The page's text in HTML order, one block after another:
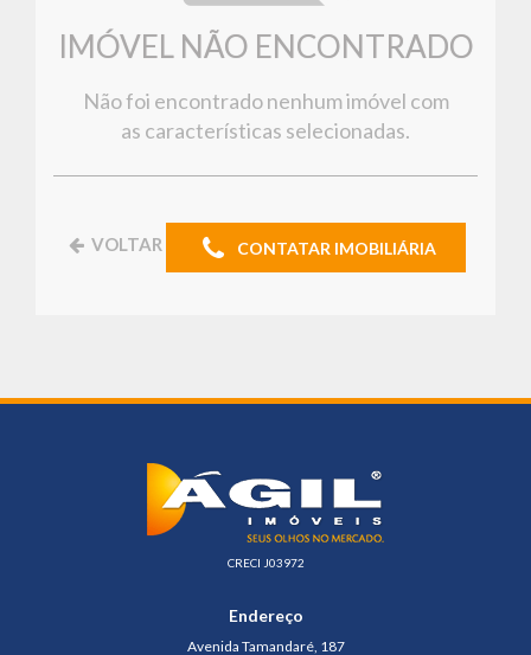
IMÓVEL NÃO ENCONTRADO
Não foi encontrado nenhum imóvel com
as características selecionadas.
VOLTAR CONTATAR IMOBILIÁRIA
CRECI J03972
Endereço
Avenida Tamandaré, 187